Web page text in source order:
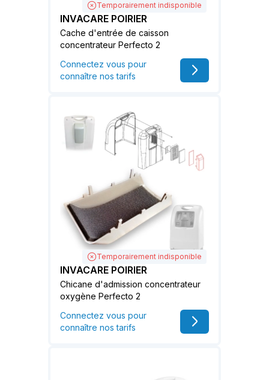
Temporairement indisponible
INVACARE POIRIER
Cache d'entrée de caisson
concentrateur Perfecto 2
Connectez vous pour
connaître nos tarifs
Temporairement indisponible
INVACARE POIRIER
Chicane d'admission concentrateur
oxygène Perfecto 2
Connectez vous pour
connaître nos tarifs